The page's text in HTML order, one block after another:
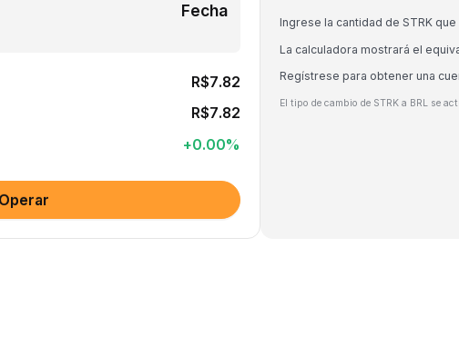
Fecha
R$7.82
R$7.82
+0.00%
Operar
Ingrese la cantidad de STRK
La calculadora mostrará el
Regístrese para obtener una
El tipo de cambio de STRK a BRL se